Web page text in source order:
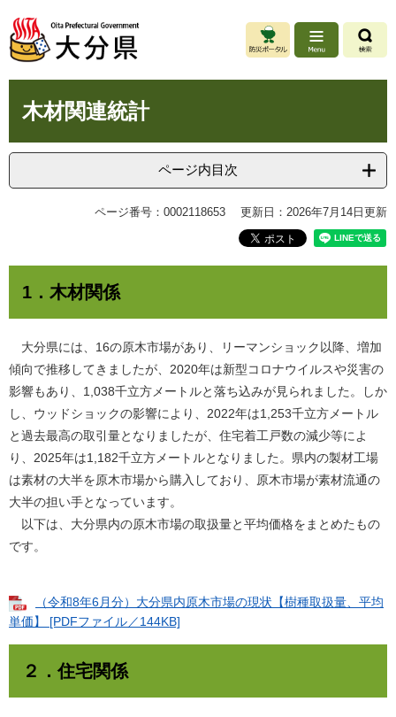
ジ
先
。
ュ
を
て
木材関連統計
ページ内目次
ページ番号：0002118653 更新日：2026年7月14日更新
1．木材関係
大分県には、16の原木市場があり、リーマンショック以降、増加
傾向で推移してきましたが、2020年は新型コロナウイルスや災害の
影響もあり、1,038千立方メートルと落ち込みが見られました。しか
し、ウッドショックの影響により、2022年は1,253千立方メートル
と過去最高の取引量となりましたが、住宅着工戸数の減少等によ
り、2025年は1,182千立方メートルとなりました。県内の製材工場
は素材の大半を原木市場から購入しており、原木市場が素材流通の
大半の担い手となっています。
以下は、大分県内の原木市場の取扱量と平均価格をまとめたもの
です。
（令和8年6月分）大分県内原木市場の現状【樹種取扱量、平均
単価】 [PDFファイル／144KB]
２．住宅関係